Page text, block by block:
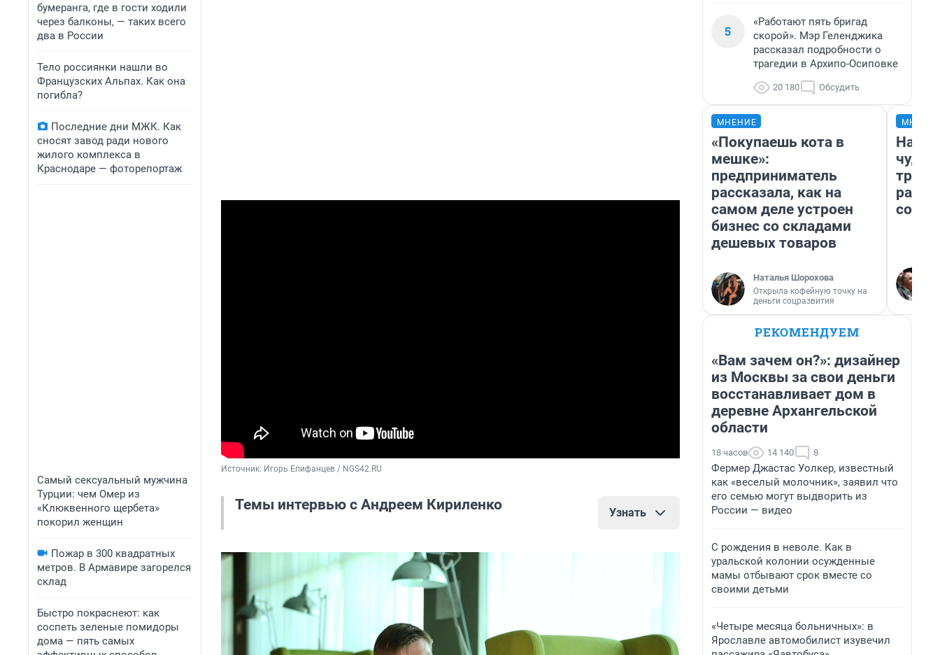
бумеранга, где в гости ходили
через балконы, — таких всего
два в России
Тело россиянки нашли во
Французских Альпах. Как она
погибла?
Последние дни МЖК. Как
сносят завод ради нового
жилого комплекса в
Краснодаре — фоторепортаж
Самый сексуальный мужчина
Турции: чем Омер из
«Клюквенного щербета»
покорил женщин
Пожар в 300 квадратных
метров. В Армавире загорелся
склад
Быстро покраснеют: как
соспеть зеленые помидоры
дома — пять самых
Источник: Игорь Епифанцев / NGS42.RU
Темы интервью с Андреем Кириленко Узнать
00:28 Почему Андрей Кириленко оказался в Новокузнецке?
02:58 Про строительство центров уличного баскетбола в России: сколько уже
есть и еще будет
07:14 Кроме уличных площадок, что еще способствует появлению звезд
баскетбола?
5
«Работают пять бригад
скорой». Мэр Геленджика
рассказал подробности о
трагедии в Архипо-Осиповке
20 180 Обсудить
МНЕНИЕ
«Покупаешь кота в
мешке»:
предприниматель
рассказала, как на
самом деле устроен
бизнес со складами
дешевых товаров
Наталья Шорохова
Открыла кофейную точку на
деньги соцразвития
РЕКОМЕНДУЕМ
«Вам зачем он?»: дизайнер
из Москвы за свои деньги
восстанавливает дом в
деревне Архангельской
области
18 часов 14 140 8
Фермер Джастас Уолкер, известный
как «веселый молочник», заявил что
его семью могут выдворить из
России — видео
С рождения в неволе. Как в
уральской колонии осужденные
мамы отбывают срок вместе со
своими детьми
«Четыре месяца больничных»: в
Ярославле автомобилист изувечил